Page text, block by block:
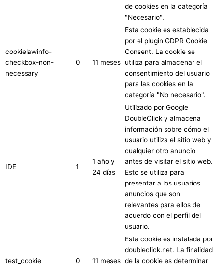
de cookies en la categoría
"Necesario".
cookielawinfo-
checkbox-non-
necessary
0 11 meses
Esta cookie es establecida
por el plugin GDPR Cookie
Consent. La cookie se
utiliza para almacenar el
consentimiento del usuario
para las cookies en la
categoría "No necesario".
IDE 1
1 año y
24 días
Utilizado por Google
DoubleClick y almacena
información sobre cómo el
usuario utiliza el sitio web y
cualquier otro anuncio
antes de visitar el sitio web.
Esto se utiliza para
presentar a los usuarios
anuncios que son
relevantes para ellos de
acuerdo con el perfil del
usuario.
test_cookie 0 11 meses
Esta cookie es instalada por
doubleclick.net. La finalidad
de la cookie es determinar